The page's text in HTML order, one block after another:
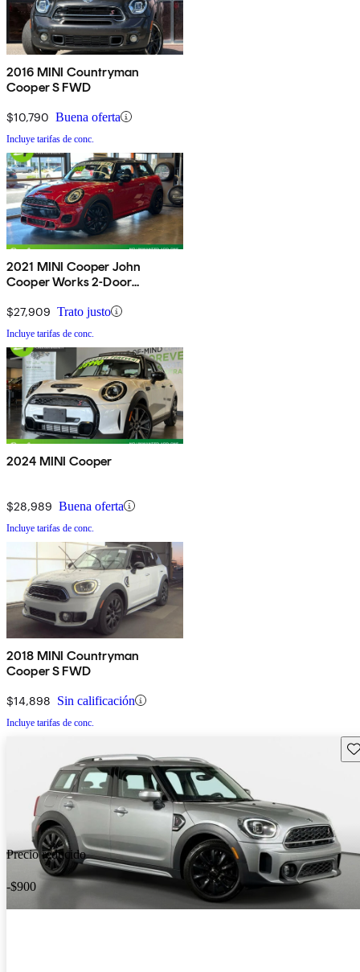
2016 MINI Countryman
Cooper S FWD
$10,790 Buena oferta
Incluye tarifas de conc.
2021 MINI Cooper John
Cooper Works 2-Door
$27,909 Trato justo
Incluye tarifas de conc.
2024 MINI Cooper
$28,989 Buena oferta
Incluye tarifas de conc.
2018 MINI Countryman
Cooper S FWD
$14,898 Sin calificación
Incluye tarifas de conc.
Precio reducido
-$900